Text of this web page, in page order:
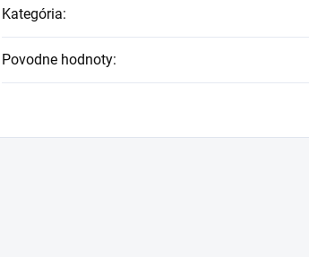
Kategória:
Povodne hodnoty: